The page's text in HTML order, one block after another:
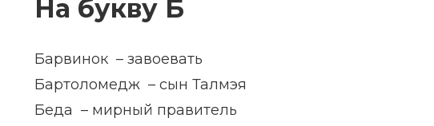
На букву Б
Барвинок – завоевать
Бартоломедж – сын Талмэя
Беда – мирный правитель